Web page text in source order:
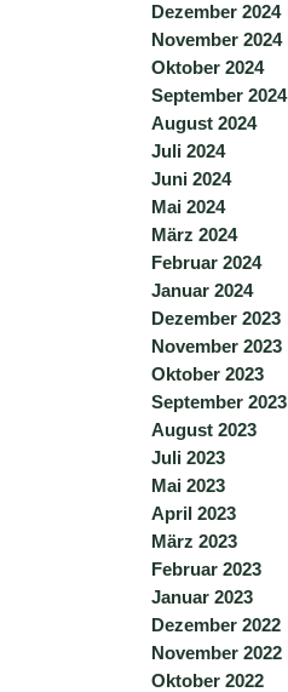
Dezember 2024
November 2024
Oktober 2024
September 2024
August 2024
Juli 2024
Juni 2024
Mai 2024
März 2024
Februar 2024
Januar 2024
Dezember 2023
November 2023
Oktober 2023
September 2023
August 2023
Juli 2023
Mai 2023
April 2023
März 2023
Februar 2023
Januar 2023
Dezember 2022
November 2022
Oktober 2022